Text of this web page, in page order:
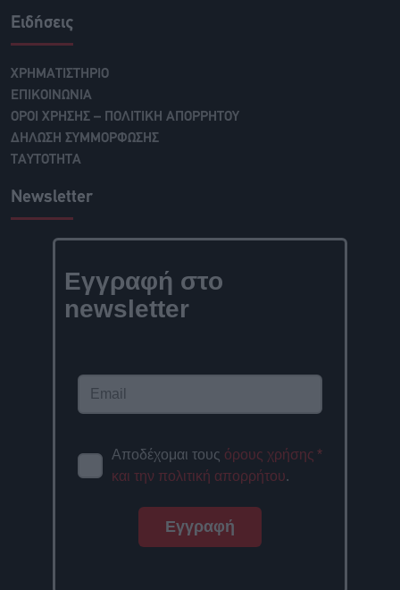
Ειδήσεις
ΧΡΗΜΑΤΙΣΤΗΡΙΟ
ΕΠΙΚΟΙΝΩΝΙΑ
ΟΡΟΙ ΧΡΗΣΗΣ – ΠΟΛΙΤΙΚΗ ΑΠΟΡΡΗΤΟΥ
ΔΗΛΩΣΗ ΣΥΜΜΟΡΦΩΣΗΣ
ΤΑΥΤΟΤΗΤΑ
Newsletter
Εγγραφή στο
newsletter
Αποδέχομαι τους όρους χρήσης
και την πολιτική απορρήτου.
*
Εγγραφή